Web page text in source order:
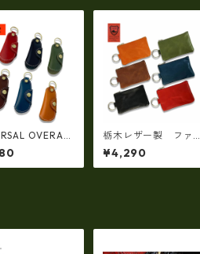
OVERALL
ー製レザーキ
ス 日本製 ty
栃木レザー製 ファス
ナーマルチミニポー
チ 日本製 ty-NS20
0AR
¥4,290